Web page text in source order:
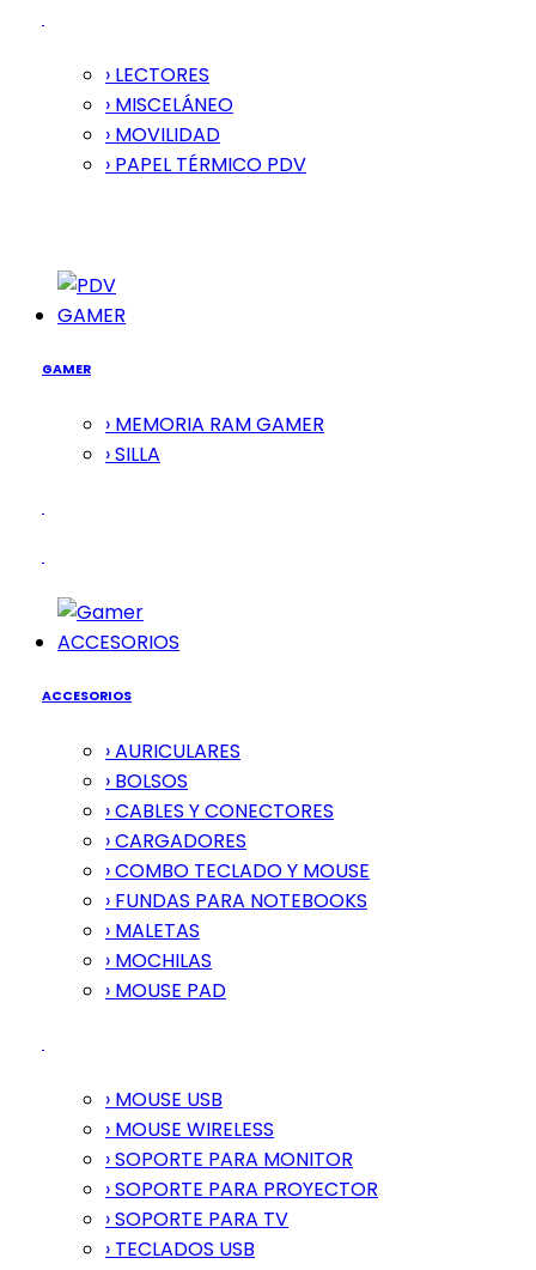
› LECTORES
› MISCELÁNEO
› MOVILIDAD
› PAPEL TÉRMICO PDV
GAMER
GAMER
› MEMORIA RAM GAMER
› SILLA
ACCESORIOS
ACCESORIOS
› AURICULARES
› BOLSOS
› CABLES Y CONECTORES
› CARGADORES
› COMBO TECLADO Y MOUSE
› FUNDAS PARA NOTEBOOKS
› MALETAS
› MOCHILAS
› MOUSE PAD
› MOUSE USB
› MOUSE WIRELESS
› SOPORTE PARA MONITOR
› SOPORTE PARA PROYECTOR
› SOPORTE PARA TV
› TECLADOS USB